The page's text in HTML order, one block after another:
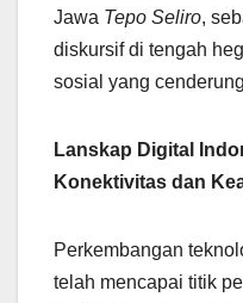
Jawa Tepo Seliro,
diskursif di tengah
sosial yang
Lanskap Digital
Konektivitas dan
Perkembangan
telah mencapai titik